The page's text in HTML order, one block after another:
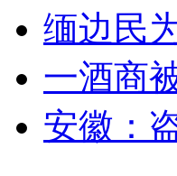
安徽一实载49人客车
走！跟着总书记去植
缅边民
一酒商
安徽：